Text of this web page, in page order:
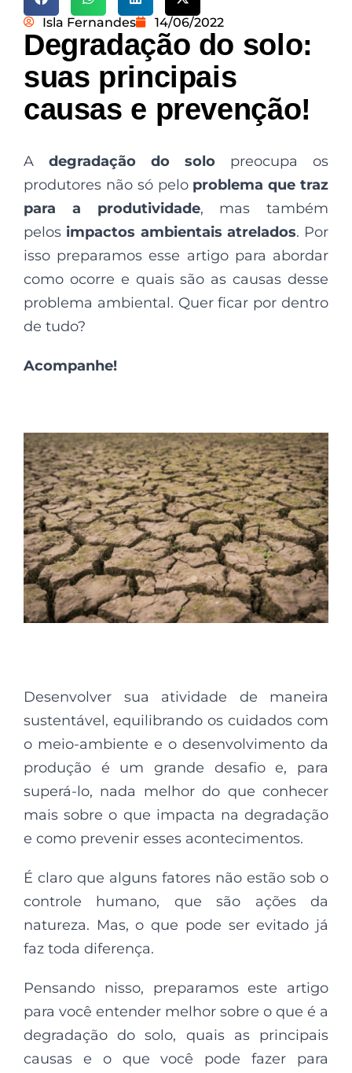
Isla Fernandes 14/06/2022
Degradação do solo:
suas principais
causas e prevenção!
A degradação do solo preocupa os
produtores não só pelo problema que traz
para a produtividade, mas também
pelos impactos ambientais atrelados. Por
isso preparamos esse artigo para abordar
como ocorre e quais são as causas desse
problema ambiental. Quer ficar por dentro
de tudo?
Acompanhe!
Desenvolver sua atividade de maneira
sustentável, equilibrando os cuidados com
o meio-ambiente e o desenvolvimento da
produção é um grande desafio e, para
superá-lo, nada melhor do que conhecer
mais sobre o que impacta na degradação
e como prevenir esses acontecimentos.
É claro que alguns fatores não estão sob o
controle humano, que são ações da
natureza. Mas, o que pode ser evitado já
faz toda diferença.
Pensando nisso, preparamos este artigo
para você entender melhor sobre o que é a
degradação do solo, quais as principais
causas e o que você pode fazer para